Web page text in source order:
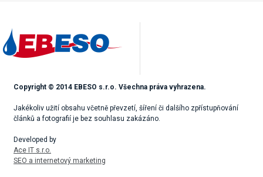
Copyright © 2014 EBESO s.r.o. Všechna práva vyhrazena.
Jakékoliv užití obsahu včetně převzetí, šíření či dalšího zpřístupňování
článků a fotografií je bez souhlasu zakázáno.
Developed by
Ace IT s.r.o.
SEO a internetový marketing